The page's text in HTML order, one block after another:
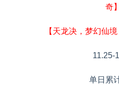
奇】
【天龙决，梦幻仙
11.25-
单日累